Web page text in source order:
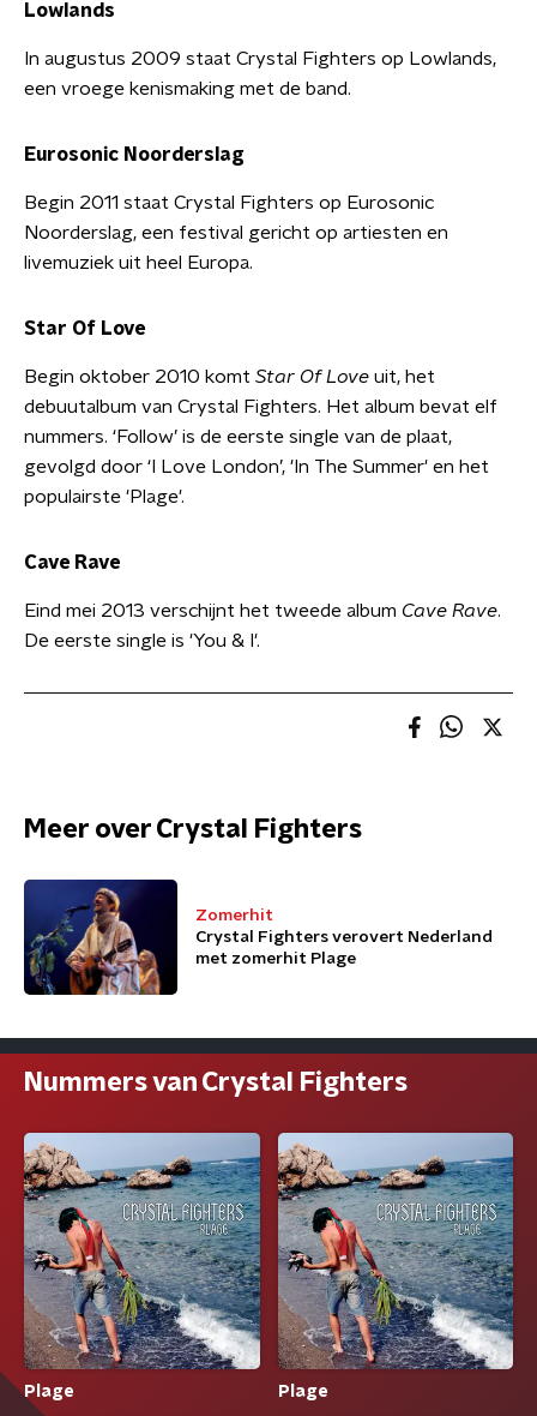
Lowlands
In augustus 2009 staat Crystal Fighters op Lowlands,
een vroege kenismaking met de band.
Eurosonic Noorderslag
Begin 2011 staat Crystal Fighters op Eurosonic
Noorderslag, een festival gericht op artiesten en
livemuziek uit heel Europa.
Star Of Love
Begin oktober 2010 komt Star Of Love uit, het
debuutalbum van Crystal Fighters. Het album bevat elf
nummers. ‘Follow’ is de eerste single van de plaat,
gevolgd door ‘I Love London’, 'In The Summer' en het
populairste 'Plage'.
Cave Rave
Eind mei 2013 verschijnt het tweede album Cave Rave.
De eerste single is 'You & I'.
Meer over Crystal Fighters
Zomerhit
Crystal Fighters verovert Nederland
met zomerhit Plage
Nummers van Crystal Fighters
Plage Plage